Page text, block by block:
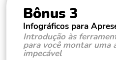
Bônus 3
Infográficos para
Introdução às
para você montar uma
impecável